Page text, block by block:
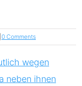
0 Comments